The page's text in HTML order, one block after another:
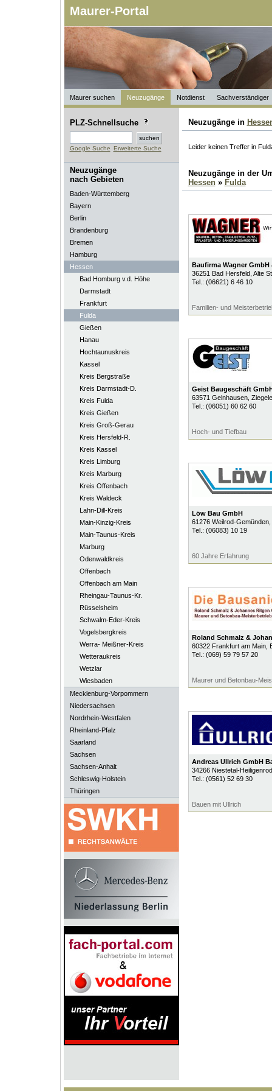
Maurer-Portal
Maurer suchen Neuzugänge Notdienst Sachverständiger
PLZ-Schnellsuche
Google Suche Erweiterte Suche
Neuzugänge
nach Gebieten
Baden-Württemberg
Bayern
Berlin
Brandenburg
Bremen
Hamburg
Hessen
Bad Homburg v.d. Höhe
Darmstadt
Frankfurt
Fulda
Gießen
Hanau
Hochtaunuskreis
Kassel
Kreis Bergstraße
Kreis Darmstadt-D.
Kreis Fulda
Kreis Gießen
Kreis Groß-Gerau
Kreis Hersfeld-R.
Kreis Kassel
Kreis Limburg
Kreis Marburg
Kreis Offenbach
Kreis Waldeck
Lahn-Dill-Kreis
Main-Kinzig-Kreis
Main-Taunus-Kreis
Marburg
Odenwaldkreis
Offenbach
Offenbach am Main
Rheingau-Taunus-Kr.
Rüsselsheim
Schwalm-Eder-Kreis
Vogelsbergkreis
Werra- Meißner-Kreis
Wetteraukreis
Wetzlar
Wiesbaden
Mecklenburg-Vorpommern
Niedersachsen
Nordrhein-Westfalen
Rheinland-Pfalz
Saarland
Sachsen
Sachsen-Anhalt
Schleswig-Holstein
Thüringen
Neuzugänge in
Leider keinen Treffer in
Neuzugänge in der
Hessen» Fulda
Baufirma Wagner GmbH
36251 Bad Hersfeld, Alte
Tel.: (06621) 6 46 10
Familien- und
Geist Baugeschäft
63571 Gelnhausen,
Tel.: (06051) 60 62 60
Hoch- und Tiefbau
Löw Bau GmbH
61276 Weilrod-Gemünden,
Tel.: (06083) 10 19
60 Jahre Erfahrung
Roland Schmalz &
60322 Frankfurt am Main,
Tel.: (069) 59 79 57 20
Maurer und Betonbau-
Andreas Ullrich GmbH
34266 Niestetal-
Tel.: (0561) 52 69 30
Bauen mit Ullrich